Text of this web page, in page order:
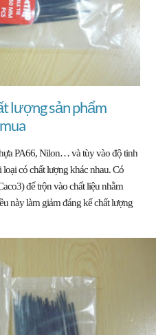
lượng sản phẩm
PA66, Nilon… và tùy vào độ tinh
có chất lượng khác nhau. Có
để trộn vào chất liệu nhằm
này làm giảm đáng kể chất lượng